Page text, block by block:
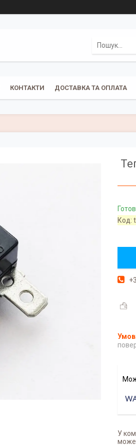
КОНТАКТИ ДОСТАВКА ТА ОПЛАТА
Код:
У